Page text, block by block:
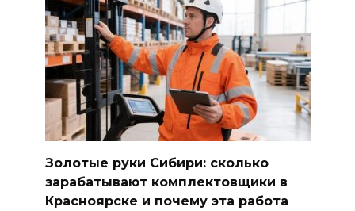
Золотые руки Сибири: сколько
зарабатывают комплектовщики в
Красноярске и почему эта работа